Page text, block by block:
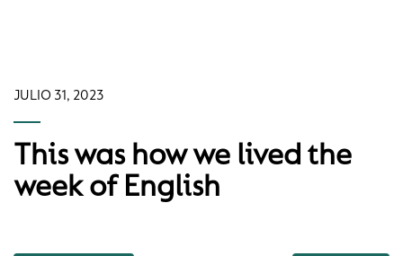
JULIO 31, 2023
This was how we lived the
week of English